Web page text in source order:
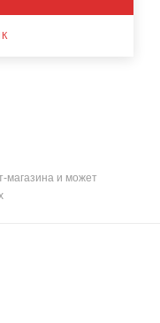
магазина и может